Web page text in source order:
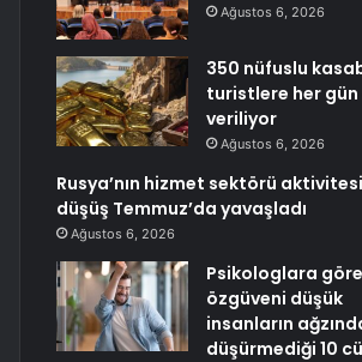
Ağustos 6, 2026
350 nüfuslu
turistlere her gün
veriliyor
Ağustos 6, 2026
Rusya’nın hizmet sektörü
düşüş Temmuz’da yavaşladı
Ağustos 6, 2026
Psikologlara göre
özgüveni düşük
insanların
düşürmediği 10